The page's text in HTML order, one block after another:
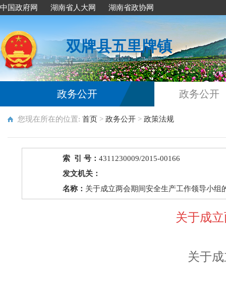
中国政府网 湖南省人大网 湖南省政协网
双牌县五里牌镇
政务公开 政务公开
您现在所在的位置: 首页 > 政务公开 > 政策法规
索 引 号：4311230009/2015-00166
发文机关：
名称： 关于成立两会期间安全生产工作领导小组
关于成
关于